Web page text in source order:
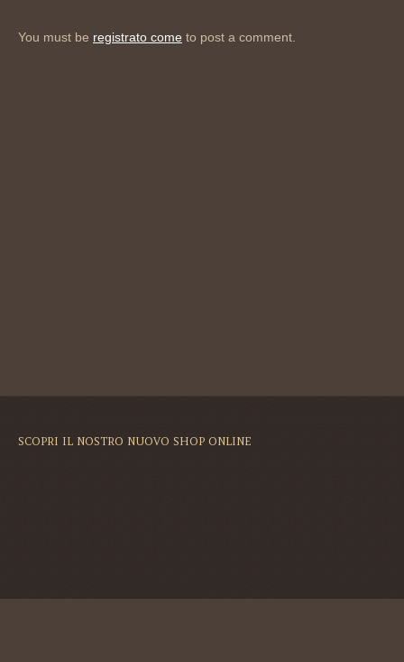
You must be registrato come to post a comment.
SCOPRI IL NOSTRO NUOVO SHOP ONLINE